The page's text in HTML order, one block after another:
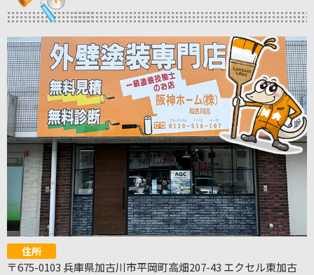
住所
〒675-0103 兵庫県加古川市平岡町高畑207-43 エクセル東加古